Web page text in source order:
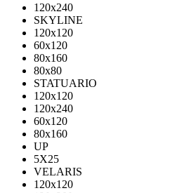
120x240
SKYLINE
120x120
60x120
80x160
80x80
STATUARIO
120x120
120x240
60x120
80x160
UP
5Х25
VELARIS
120х120